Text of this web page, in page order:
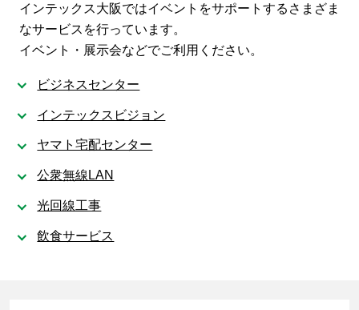
インテックス大阪ではイベントをサポートするさまざま
なサービスを行っています。
イベント・展示会などでご利用ください。
ビジネスセンター
インテックスビジョン
ヤマト宅配センター
公衆無線LAN
光回線工事
飲食サービス